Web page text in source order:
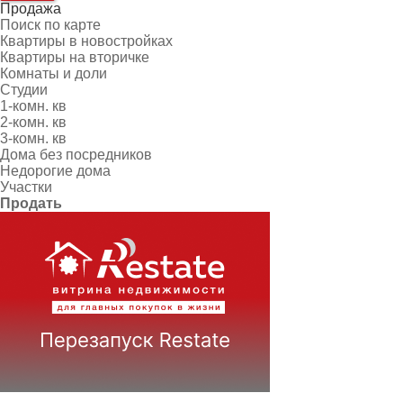
Продажа
Поиск по карте
Квартиры в новостройках
Квартиры на вторичке
Комнаты и доли
Студии
1-комн. кв
2-комн. кв
3-комн. кв
Дома без посредников
Недорогие дома
Участки
Продать